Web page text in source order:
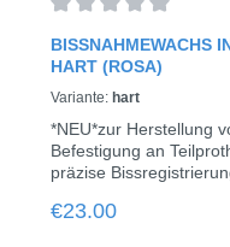
BISSNAHMEWACHS
HART (ROSA)
Variante: hart
*NEU*zur Herstellung
Befestigung an
präzise
Sichtkontrolle durch
Regular price:
€23.00